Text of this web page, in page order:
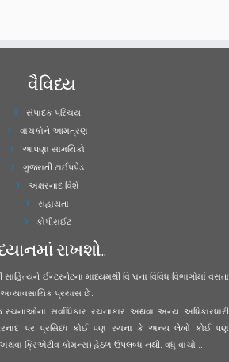
વૈવિધ્ય
સંપાદક પરિચય
વાચકોને આમંત્રણ
આપણા સામયિકો
ગુજરાતી ટાઈપપેડ
અક્ષરનાદ વિશે
સહાયતા
કોપીરાઈટ
રાખશો..
ઈન્ટરનેટના માધ્યમથી વિશ્વના વિવિધ વિભાગોમાં વસતા
અવ્યાવસાયિક પ્રયાસ છે.
સર્વાધિકાર રચનાકાર અથવા અન્ય અધિકારધારી
પર પ્રસિધ્ધ કોઈ પણ રચના કે અન્ય લેખો કોઈ પણ
ક્રિએટીવ કોમન્સ) હેઠળ ઉપલબ્ધ નથી. વધુ વાંચો ...